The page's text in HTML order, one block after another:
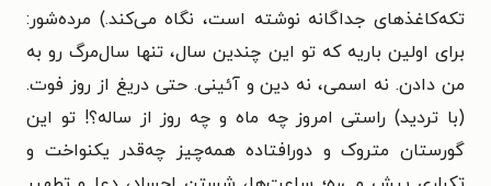
تکه‌کاغذهای جداگانه نوشته است، نگاه می‌کند.) مرده‌شور:
برای اولین باریه که تو این چندین سال، تنها سال‌مرگ رو به
من دادن. نه اسمی، نه دین و آئینی. حتی دریغ از روز فوت.
(با تردید) راستی امروز چه ماه و چه روز از ساله؟! تو این
گورستان متروک و دورافتاده همه‌چیز چه‌قدر یکنواخت و